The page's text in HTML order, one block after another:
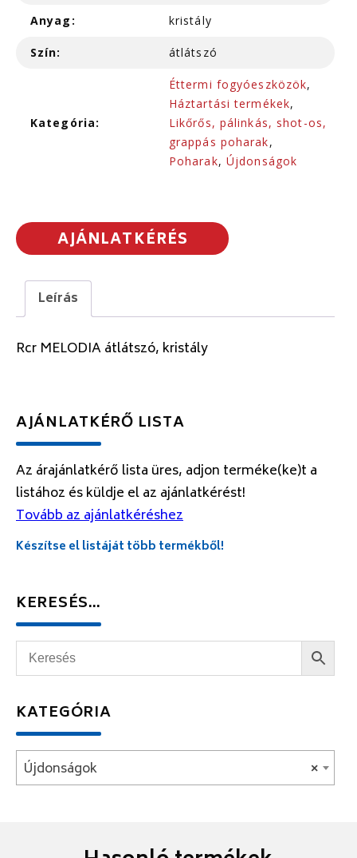
Anyag: kristály
Szín: átlátszó
Kategória:
Éttermi fogyóeszközök,
Háztartási termékek,
Likőrős, pálinkás, shot-os,
grappás poharak,
Poharak, Újdonságok
AJÁNLATKÉRÉS
Leírás
Rcr MELODIA átlátszó, kristály
AJÁNLATKÉRŐ LISTA
Az árajánlatkérő lista üres, adjon terméke(ke)t a
listához és küldje el az ajánlatkérést!
Tovább az ajánlatkéréshez
Készítse el listáját több termékből!
KERESÉS…
KATEGÓRIA
×
Újdonságok